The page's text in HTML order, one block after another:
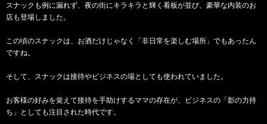
スナックも例に漏れず、夜の街にキラキラと輝く看板が並び、豪華な内装のお
店も登場しました。
この頃のスナックは、お酒だけじゃなく「非日常を楽しむ場所」でもあったん
ですね。
そして、スナックは接待やビジネスの場としても使われていました。
お客様の好みを覚えて接待を手助けするママの存在が、ビジネスの「影の力持
ち」としても注目された時代です。